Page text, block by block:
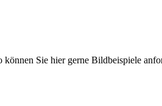
Sie hier gerne Bildbeispiele